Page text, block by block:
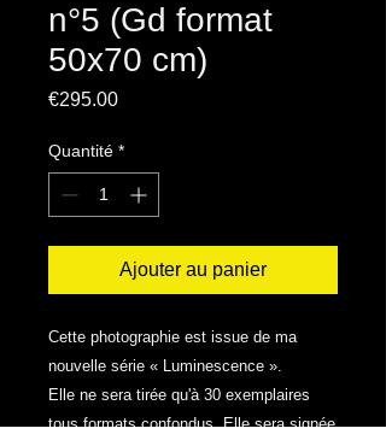
n°5 (Gd format
50x70 cm)
€295.00Prix
Quantité *
Ajouter au panier
Cette photographie est issue de ma
nouvelle série « Luminescence ».
Elle ne sera tirée qu'à 30 exemplaires
tous formats confondus. Elle sera signée